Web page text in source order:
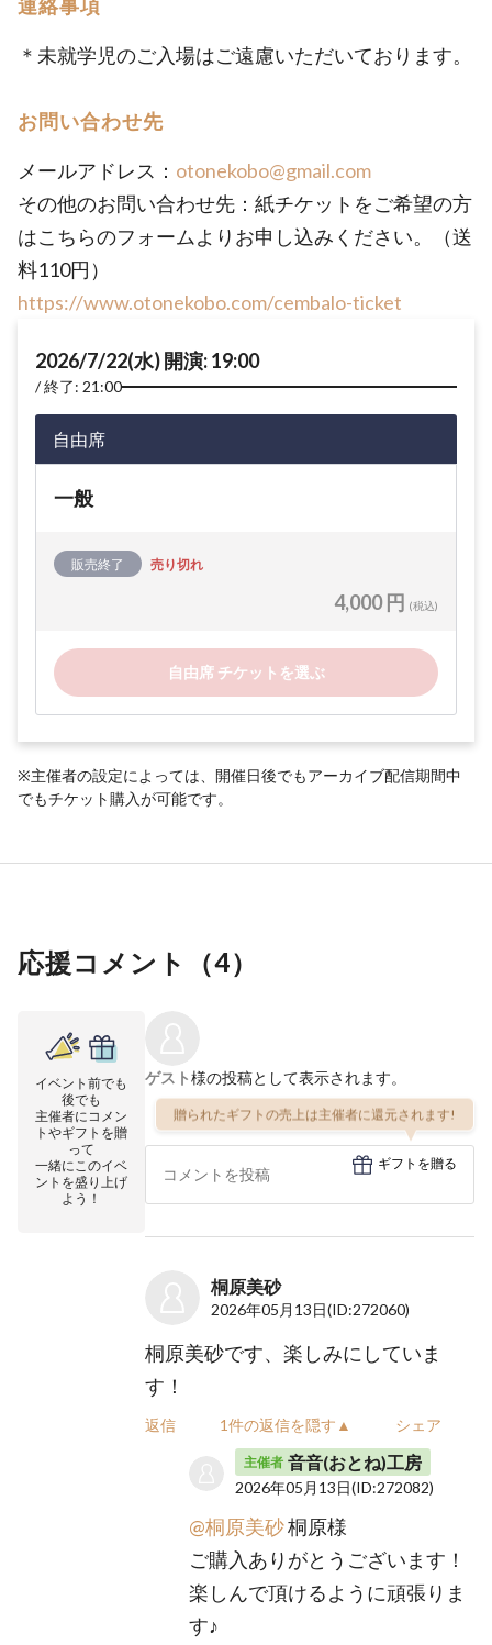
連絡事項
＊未就学児のご入場はご遠慮いただいております。
お問い合わせ先
メールアドレス： otonekobo@gmail.com
その他のお問い合わせ先：紙チケットをご希望の方
はこちらのフォームよりお申し込みください。（送
料110円）
https://www.otonekobo.com/cembalo-ticket
2026/7/22(水) 開演: 19:00
終了: 21:00
自由席
一般
販売終了 売り切れ
4,000 円 (税込)
自由席 チケットを選ぶ
※主催者の設定によっては、開催日後でもアーカイブ配信期間中
でもチケット購入が可能です。
応援コメント（4）
イベント前でも
後でも
主催者にコメン
トやギフトを贈
って
一緒にこのイベ
ントを盛り上げ
よう！
ゲスト様の投稿として表示されます。
贈られたギフトの売上は主催者に還元されます!
ギフトを贈る
桐原美砂
2026年05月13日(ID:272060)
桐原美砂です、楽しみにしていま
す！
返信 1件の返信を隠す▲ シェア
主催者 音音(おとね)工房
2026年05月13日(ID:272082)
@桐原美砂桐原様
ご購入ありがとうございます！
楽しんで頂けるように頑張りま
す♪